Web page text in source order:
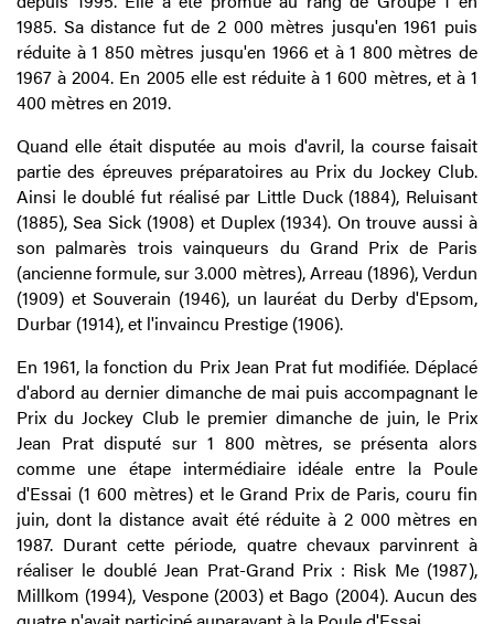
1985. Sa distance fut de 2 000 mètres jusqu'en 1961 puis
réduite à 1 850 mètres jusqu'en 1966 et à 1 800 mètres de
1967 à 2004. En 2005 elle est réduite à 1 600 mètres, et à 1
400 mètres en 2019.
Quand elle était disputée au mois d'avril, la course faisait
partie des épreuves préparatoires au Prix du Jockey Club.
Ainsi le doublé fut réalisé par Little Duck (1884), Reluisant
(1885), Sea Sick (1908) et Duplex (1934). On trouve aussi à
son palmarès trois vainqueurs du Grand Prix de Paris
(ancienne formule, sur 3.000 mètres), Arreau (1896), Verdun
(1909) et Souverain (1946), un lauréat du Derby d'Epsom,
Durbar (1914), et l'invaincu Prestige (1906).
En 1961, la fonction du Prix Jean Prat fut modifiée. Déplacé
d'abord au dernier dimanche de mai puis accompagnant le
Prix du Jockey Club le premier dimanche de juin, le Prix
Jean Prat disputé sur 1 800 mètres, se présenta alors
comme une étape intermédiaire idéale entre la Poule
d'Essai (1 600 mètres) et le Grand Prix de Paris, couru fin
juin, dont la distance avait été réduite à 2 000 mètres en
1987. Durant cette période, quatre chevaux parvinrent à
réaliser le doublé Jean Prat-Grand Prix : Risk Me (1987),
Millkom (1994), Vespone (2003) et Bago (2004). Aucun des